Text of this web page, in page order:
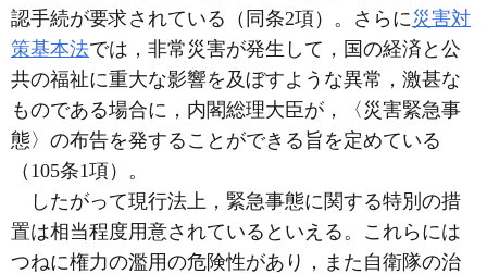
認手続が要求されている（同条2項）。さらに 災害対
策基本法では，非常災害が発生して，国の経済と公
共の福祉に重大な影響を及ぼすような異常，激甚な
ものである場合に，内閣総理大臣が，〈災害緊急事
態〉の布告を発することができる旨を定めている
（105条1項）。
したがって現行法上，緊急事態に関する特別の措
置は相当程度用意されているといえる。これらには
つねに権力の濫用の危険性があり，また自衛隊の治